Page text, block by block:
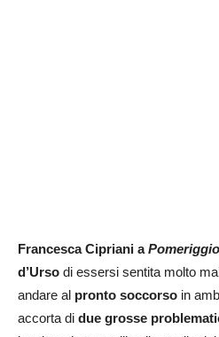
Francesca Cipriani a
d’Urso di essersi sentita molto
andare al pronto soccorso in
accorta di due grosse